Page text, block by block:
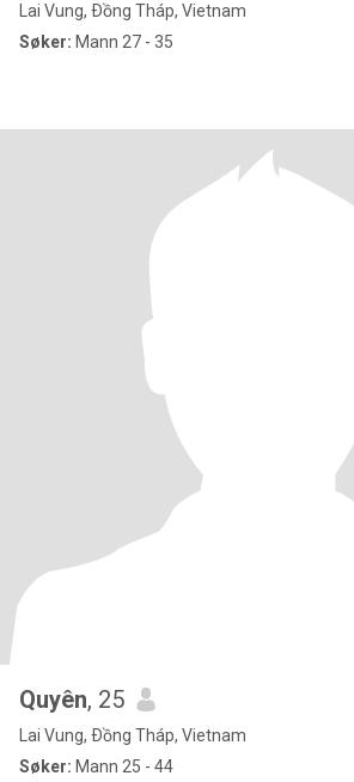
Lai Vung, Ðồng Tháp, Vietnam
Søker: Mann 27 - 35
Quyên, 25
Lai Vung, Ðồng Tháp, Vietnam
Søker: Mann 25 - 44